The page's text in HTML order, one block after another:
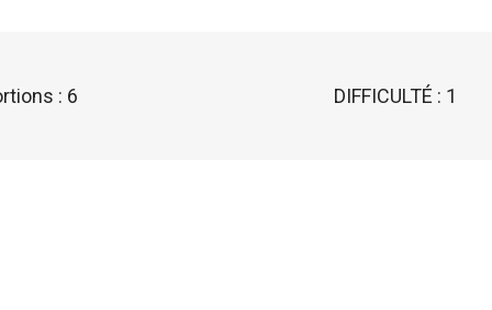
: 6 DIFFICULTÉ : 1